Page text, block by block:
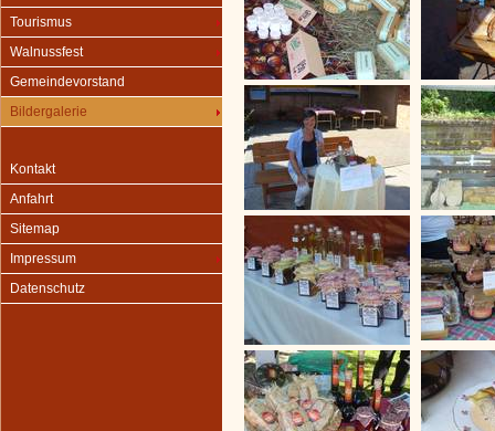
Tourismus
Walnussfest
Gemeindevorstand
Bildergalerie
Kontakt
Anfahrt
Sitemap
Impressum
Datenschutz